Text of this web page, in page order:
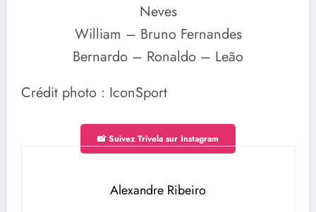
Neves
William – Bruno Fernandes
Bernardo – Ronaldo – Leão
Crédit photo : IconSport
📸 Suivez Trivela sur Instagram
Alexandre Ribeiro